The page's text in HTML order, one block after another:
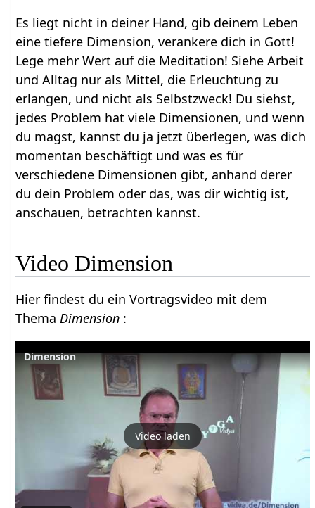
Es liegt nicht in deiner Hand, gib deinem Leben
eine tiefere Dimension, verankere dich in Gott!
Lege mehr Wert auf die Meditation! Siehe Arbeit
und Alltag nur als Mittel, die Erleuchtung zu
erlangen, und nicht als Selbstzweck! Du siehst,
jedes Problem hat viele Dimensionen, und wenn
du magst, kannst du ja jetzt überlegen, was dich
momentan beschäftigt und was es für
verschiedene Dimensionen gibt, anhand derer
du dein Problem oder das, was dir wichtig ist,
anschauen, betrachten kannst.
Video Dimension
Hier findest du ein Vortragsvideo mit dem
ThemaDimension :
Dimension
Video laden